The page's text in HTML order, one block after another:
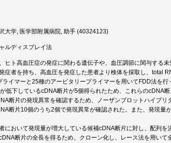
大学, 医学部附属病院, 助手 (40324123)
ルディスプレイ法
ヒト高血圧症の発症に関わる遺伝子や、血圧調節に関与する未
症者を持ち、高血圧を発症した患者より検体を採取し、total
ライマーと25種のアービタリープライマーを用いてFDD法を
低下しているcDNA断片が5個得られたため、これらのcDNA
断片の発現異常を確認するため、ノーザンブロットハイブ
断片10個のうち2個で発現異常が確認された。また、発現
において発現量が増大している候補cDNA断片に対し、配列
断片の全長を得るため、クローン化し、レース法を用いて